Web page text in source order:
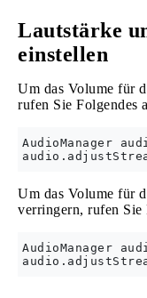
Lautstärke
einstellen
Um das Volume für
rufen Sie Folgendes
AudioManager
Um das Volume für
verringern, rufen Sie
AudioManager